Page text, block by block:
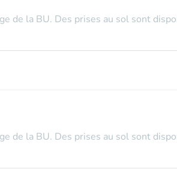
de la BU. Des prises au sol sont
de la BU. Des prises au sol sont